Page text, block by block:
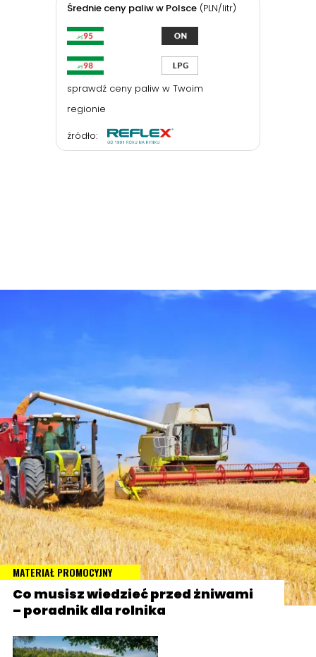
Średnie ceny paliw w Polsce (PLN/litr)
sprawdź ceny paliw w Twoim
regionie
źródło:
MATERIAŁ PROMOCYJNY
Co musisz wiedzieć przed żniwami
– poradnik dla rolnika